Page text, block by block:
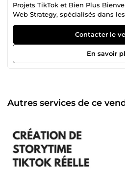
Projets TikTok et Bien Plus
Web Strategy, spécialisés dans
modernes, avec un objectif clair :
démarquer sur TikTok et au-delà.
sur des techniques innovantes
pour garantir des résultats
Spécialistes de l’Accroissement
Augmentation du nombre
des stratégies éprouvées et
communauté engagée : En
et interactions authentiques,
abonnés en véritables
projet. Optimisation de la
approfondies des algorithmes
Contacter le
En savoir
Autres services de ce